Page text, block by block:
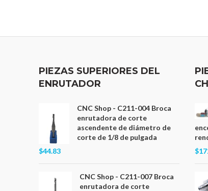
PIEZAS SUPERIORES DEL
ENRUTADOR
CNC Shop - C211-004 Broca
enrutadora de corte
ascendente de diámetro de
corte de 1/8 de pulgada
$44.83
CNC Shop - C211-007 Broca
enrutadora de corte